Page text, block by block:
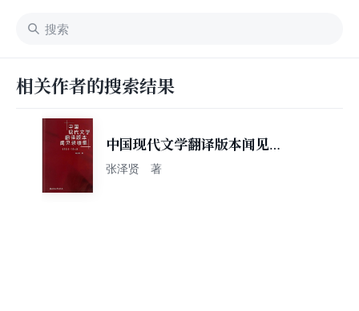
相关作者的搜索结果
中国现代文学翻译版本闻见录
续集1901-1949
张泽贤 著